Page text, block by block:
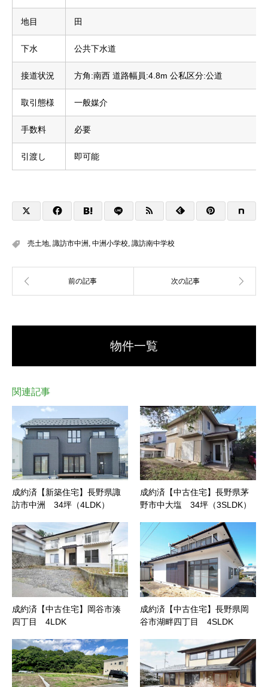
地目 田
下水 公共下水道
接道状況 方角:南西 道路幅員:4.8m 公私区分:公道
取引態様 一般媒介
手数料 必要
引渡し 即可能
売土地 諏訪市中洲 中洲小学校 諏訪南中学校
物件一覧
関連記事
成約済【新築住宅】長野県諏
訪市中洲 34坪（4LDK）
成約済【中古住宅】長野県茅
野市中大塩 34坪（3SLDK）
成約済【中古住宅】岡谷市湊
四丁目 4LDK
成約済【中古住宅】長野県岡
谷市湖畔四丁目 4SLDK